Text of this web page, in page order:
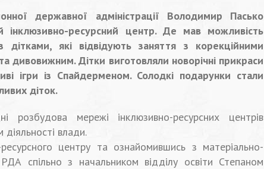
державної адміністрації Володимир Пасько
інклюзивно-ресурсний центр. Де мав можливість
які відвідують заняття з корекційними
дивовижним. Дітки виготовляли новорічні прикраси
ігри із Спайдерменом. Солодкі подарунки стали
діток.
мережі інклюзивно-ресурсних центрів
влади.
центру та ознайомившись з матеріально-
спільно з начальником відділу освіти Степаном